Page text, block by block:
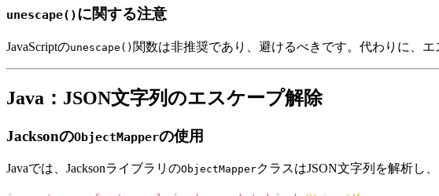
unescape()に関する注意
JavaScriptのunescape() 関数は非推奨であり、避けるべきです。代わりに、
Java：JSON文字列のエスケープ解除
JacksonのObjectMapperの使用
Javaでは、JacksonライブラリのObjectMapperクラスはJSON文字列を解析し